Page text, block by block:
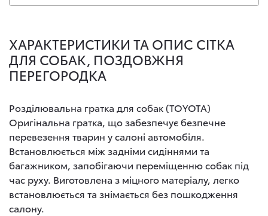
ХАРАКТЕРИСТИКИ ТА ОПИС СІТКА
ДЛЯ СОБАК, ПОЗДОВЖНЯ
ПЕРЕГОРОДКА
Розділювальна гратка для собак (TOYOTA)
Оригінальна гратка, що забезпечує безпечне
перевезення тварин у салоні автомобіля.
Встановлюється між задніми сидіннями та
багажником, запобігаючи переміщенню собак під
час руху. Виготовлена з міцного матеріалу, легко
встановлюється та знімається без пошкодження
салону.